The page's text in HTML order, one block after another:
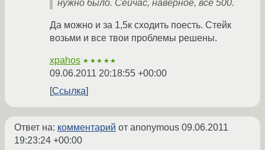
нужно было. Сейчас, наверное, все 500.
Да можно и за 1,5к сходить поесть. Стейк
возьми и все твои проблемы решены.
xpahos ★★★★★
09.06.2011 20:18:55 +00:00
Ссылка
Ответ на: комментарий от anonymous 09.06.2011
19:23:24 +00:00